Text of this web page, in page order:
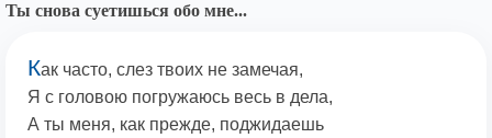
Ты снова суетишься обо мне...
Как часто, слез твоих не замечая,
Я с головою погружаюсь весь в дела,
А ты меня, как прежде, поджидаешь